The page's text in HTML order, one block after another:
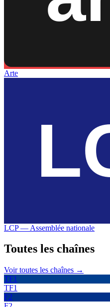
Arte
LCP — Assemblée nationale
Toutes les chaînes
Voir toutes les chaînes →
TF1
TF1
F2